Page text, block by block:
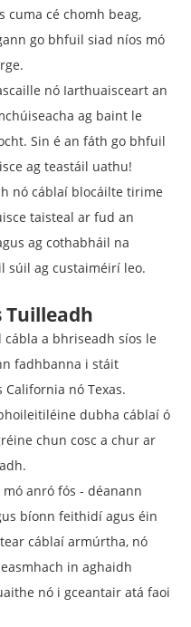
cuma cé chomh beag,
go bhfuil siad níos mó
nó Iarthuaisceart an
ag baint le
Sin é an fáth go bhfuil
ag teastáil uathu!
nó cáblaí blocáilte tirime
taisteal ar fud an
ag cothabháil na
súil ag custaiméirí leo.
Tuilleadh
a bhriseadh síos le
fadhbanna i stáit
nó Texas.
dubha cáblaí ó
chun cosc ​​a chur ar
anró fós - déanann
bíonn feithidí agus éin
cáblaí armúrtha, nó
in aghaidh
nó i gceantair atá faoi